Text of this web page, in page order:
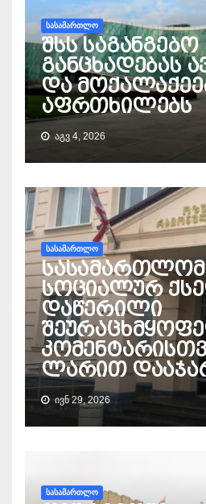
ᲡᲐᲡᲐᲛᲐᲠᲗᲚᲝ
შსს საგანგებო
განცხადებას
და
აფრთხილებს
ᲐᲒᲕ 4, 2026
ᲡᲐᲡᲐᲛᲐᲠᲗᲚᲝ
სასამართლომ
სოციალურ
დაწერილი
ლარით
ᲘᲕᲜ 29, 2026
ᲡᲐᲡᲐᲛᲐᲠᲗᲚᲝ